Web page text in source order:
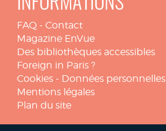
FAQ - Contact
Magazine EnVue
Des bibliothèques accessibles
Foreign in Paris ?
Cookies - Données personnelles
Mentions légales
Plan du site